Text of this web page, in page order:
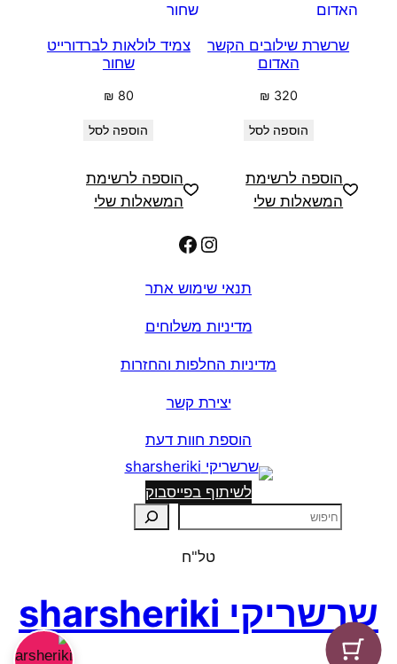
שרשרת שילובים הקשר
האדום
₪ 320
הוספה לסל
הוספה לרשימת
המשאלות שלי
צמיד לולאות לברדורייט
שחור
₪ 80
הוספה לסל
הוספה לרשימת
המשאלות שלי
Instagram
Facebook
תנאי שימוש אתר
מדיניות משלוחים
מדיניות החלפות והחזרות
יצירת קשר
הוספת חוות דעת
לשיתוף בפייסבוק
טל"ח
שרשריקי sharsheriki